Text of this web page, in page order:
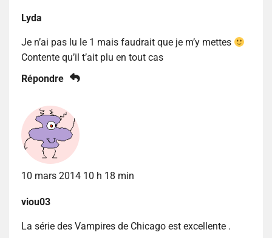
Lyda
Je n’ai pas lu le 1 mais faudrait que je m’y mettes
Contente qu’il t’ait plu en tout cas
Répondre
10 mars 2014 10 h 18 min
viou03
La série des Vampires de Chicago est excellente .